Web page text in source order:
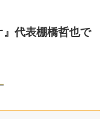
代表棚橋哲也で